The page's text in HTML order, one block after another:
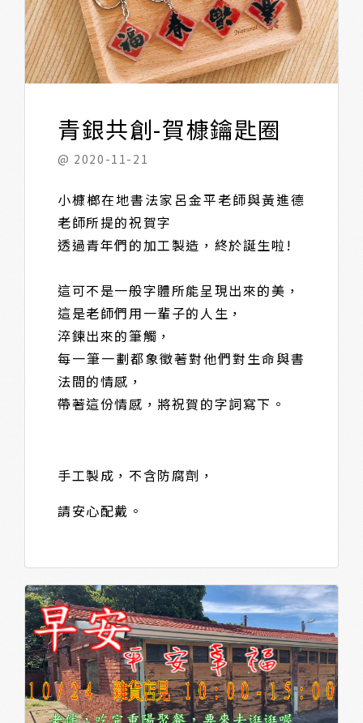
青銀共創-賀槺鑰匙圈
@ 2020-11-21
小槺榔在地書法家呂金平老師與黃進德
老師所提的祝賀字
透過青年們的加工製造，終於誕生啦!
這可不是一般字體所能呈現出來的美，
這是老師們用一輩子的人生，
淬鍊出來的筆觸，
每一筆一劃都象徵著對他們對生命與書
法間的情感，
帶著這份情感，將祝賀的字詞寫下。
手工製成，不含防腐劑，
請安心配戴。